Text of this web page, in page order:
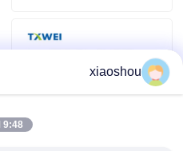
وحدة TFT LCD
xiaoshou
9:48 AM